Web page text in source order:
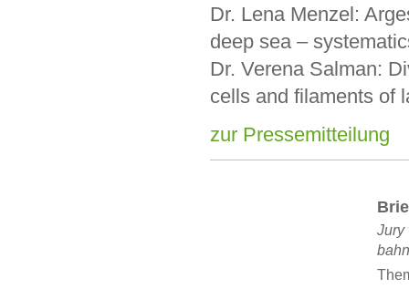
Dr. Lena Menzel:
deep sea –
Dr. Verena Salman:
cells and filaments of
zur Pressemitteilung
Jury